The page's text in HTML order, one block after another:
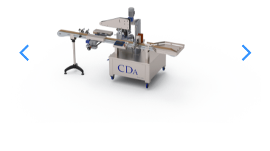
Previous Next